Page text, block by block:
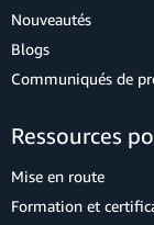
Nouveautés
Blogs
Communiqués de
Ressources
Mise en route
Formation et